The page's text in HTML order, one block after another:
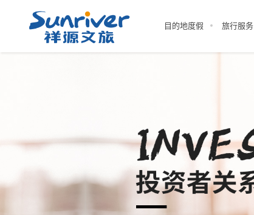
目的地度假 旅行服务